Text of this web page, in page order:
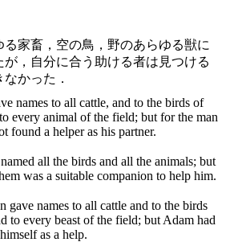
る家畜，空の鳥，野のあらゆる獣に
が，自分に合う助ける者は見つける
かった．
names to all cattle, and to the birds of
every animal of the field; but for the man
found a helper as his partner.
all the birds and all the animals; but
was a suitable companion to help him.
gave names to all cattle and to the birds
to every beast of the field; but Adam had
as a help.